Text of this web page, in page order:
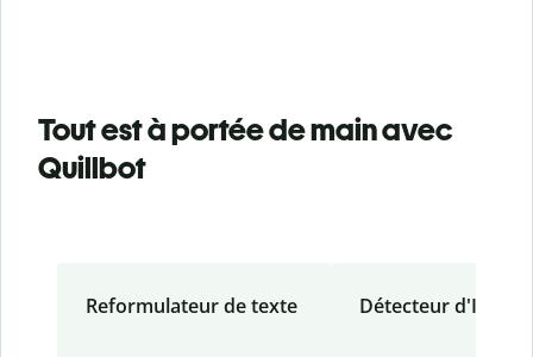
Tout est à portée de main avec
Quillbot
Reformulateur de texte Détecteur d'IA